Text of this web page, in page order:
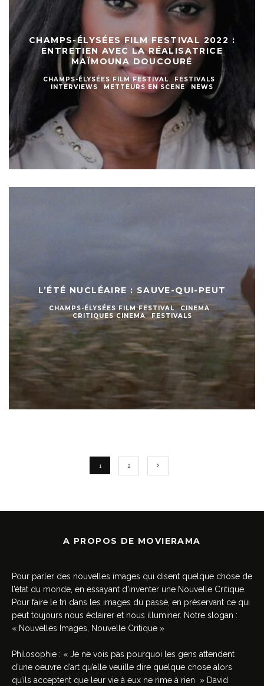
CHAMPS-ÉLYSÉES FILM FESTIVAL 2022 :
ENTRETIEN AVEC LA RÉALISATRICE
MAÏMOUNA DOUCOURÉ
CHAMPS-ÉLYSÉES FILM FESTIVAL
FESTIVALS
INTERVIEWS
METTEURS EN SCENE NEWS
L’ÉTÉ NUCLÉAIRE : SAUVE-QUI-PEUT
CHAMPS-ÉLYSÉES FILM FESTIVAL
CINEMA
CRITIQUES CINEMA
FESTIVALS
1 2
A PROPOS DE MOVIERAMA
Pour parler des nouvelles images qui disent quelque chose de
l’état du monde, en essayant d’inventer une Nouvelle Critique.
Pour faire le tri dans les images du passé, en préservant ce qui
peut toujours nous éclairer et nous illuminer. Notre slogan :
« Nouvelles Images, Nouvelle Critique »
Philosophie : « Je ne vois pas pourquoi les gens attendent
d’une oeuvre d’art qu’elle veuille dire quelque chose alors
qu’ils acceptent que leur vie à eux ne rime à rien » David